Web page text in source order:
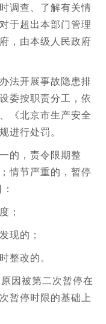
调查、了解有关情
于超出本部门管理
，由本级人民政府
法开展事故隐患排
委按职责分工，依
《北京市生产安全
进行处罚。
的，责令限期整
情节严重的，暂停
；
现的；
整改的。
因被第二次暂停在
暂停时限的基础上